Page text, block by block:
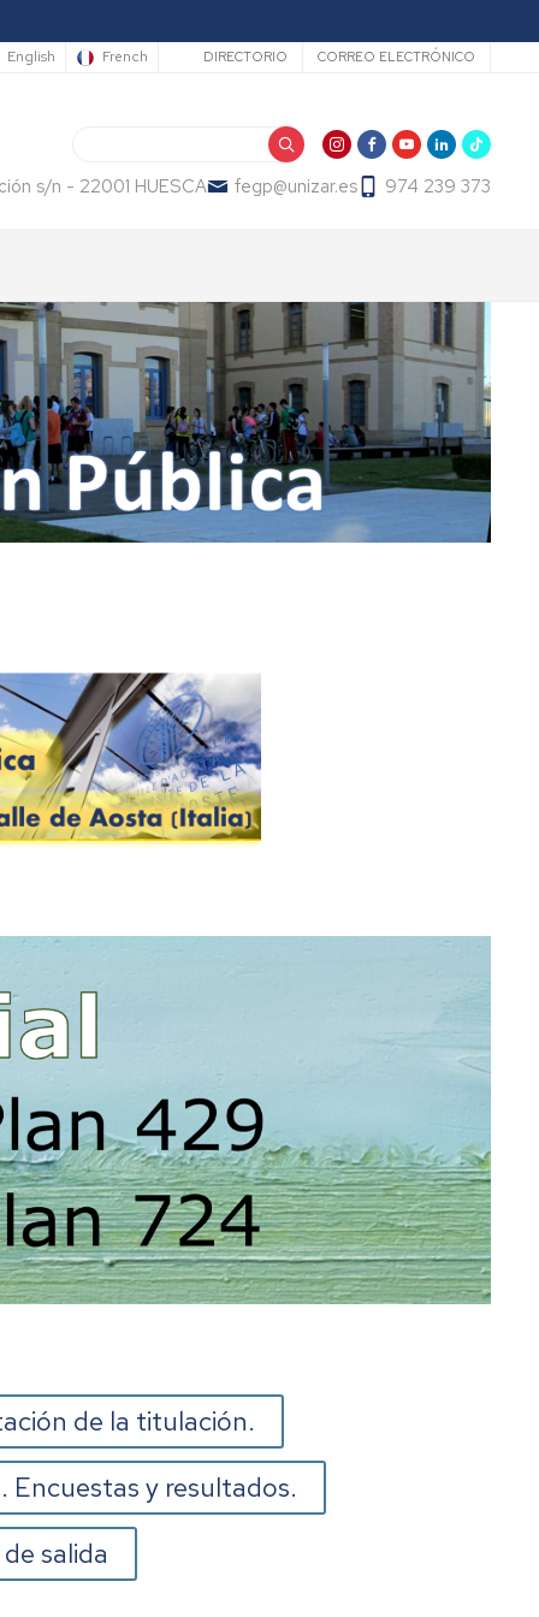
English French Secundario
DIRECTORIO CORREO ELECTRÓNICO
s/n - 22001 HUESCA fegp@unizar.es 974 239 373
de la titulación.
Encuestas y resultados.
salida